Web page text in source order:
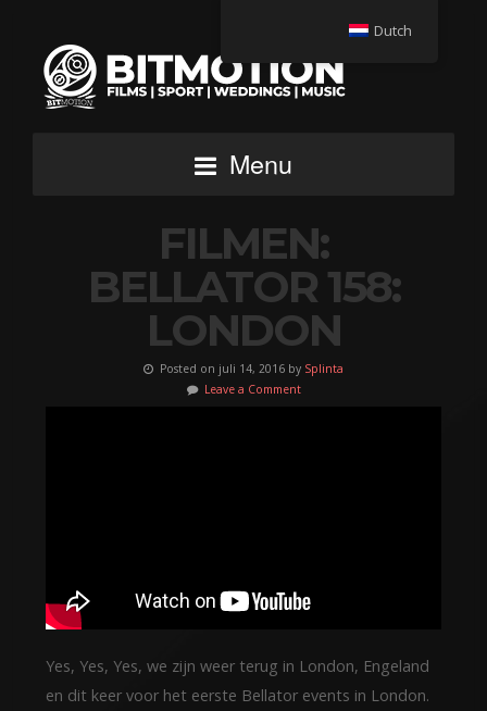
Menu
FILMEN:
BELLATOR 158:
LONDON
Posted on juli 14, 2016 by Splinta
Leave a Comment
Yes, Yes, Yes, we zijn weer terug in London, Engeland
en dit keer voor het eerste Bellator events in London.
Dutch